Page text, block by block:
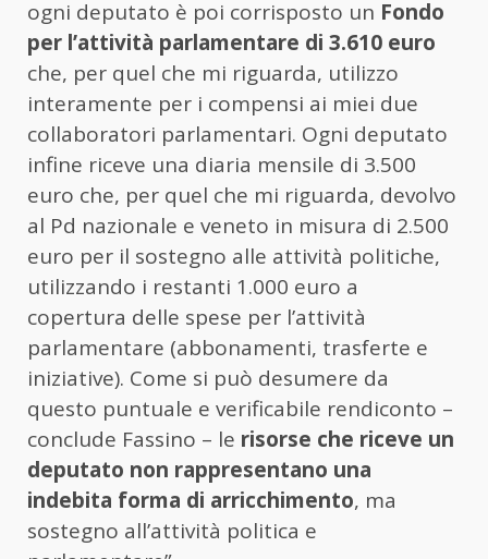
ogni deputato è poi corrisposto un Fondo
per l’attività parlamentare di 3.610 euro
che, per quel che mi riguarda, utilizzo
interamente per i compensi ai miei due
collaboratori parlamentari. Ogni deputato
infine riceve una diaria mensile di 3.500
euro che, per quel che mi riguarda, devolvo
al Pd nazionale e veneto in misura di 2.500
euro per il sostegno alle attività politiche,
utilizzando i restanti 1.000 euro a
copertura delle spese per l’attività
parlamentare (abbonamenti, trasferte e
iniziative). Come si può desumere da
questo puntuale e verificabile rendiconto –
conclude Fassino – le risorse che riceve un
deputato non rappresentano una
indebita forma di arricchimento, ma
sostegno all’attività politica e